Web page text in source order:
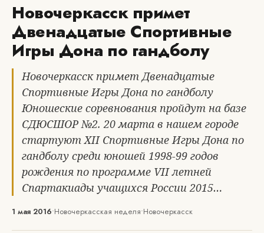
Новочеркасск примет
Двенадцатые Спортивные
Игры Дона по гандболу
Новочеркасск примет Двенадцатые
Спортивные Игры Дона по гандболу
Юношеские соревнования пройдут на базе
СДЮСШОР №2. 20 марта в нашем городе
стартуют XII Спортивные Игры Дона по
гандболу среди юношей 1998-99 годов
рождения по программе VII летней
Спартакиады учащихся России 2015…
1 мая 2016•Новочеркасская неделя•Новочеркасск